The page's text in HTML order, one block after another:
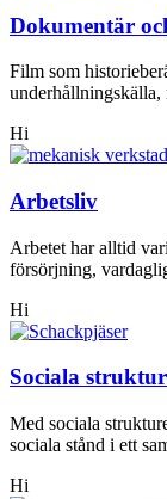
Dokumentär
Film som
underhållningskälla,
Hi
Arbetsliv
Arbetet har alltid
försörjning,
Hi
Sociala
Med sociala
sociala stånd i ett
Hi